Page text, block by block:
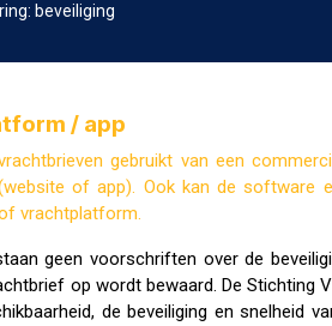
beveiliging
/ app
gebruikt van een
of app). Ook kan de software
vrachtplatform.
geen voorschriften over de
op wordt bewaard. De Stichting
de beveiliging en snelheid